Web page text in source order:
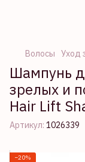
Волосы Уход
Шампунь
зрелых и
Hair Lift
Артикул: 1026339
−20%